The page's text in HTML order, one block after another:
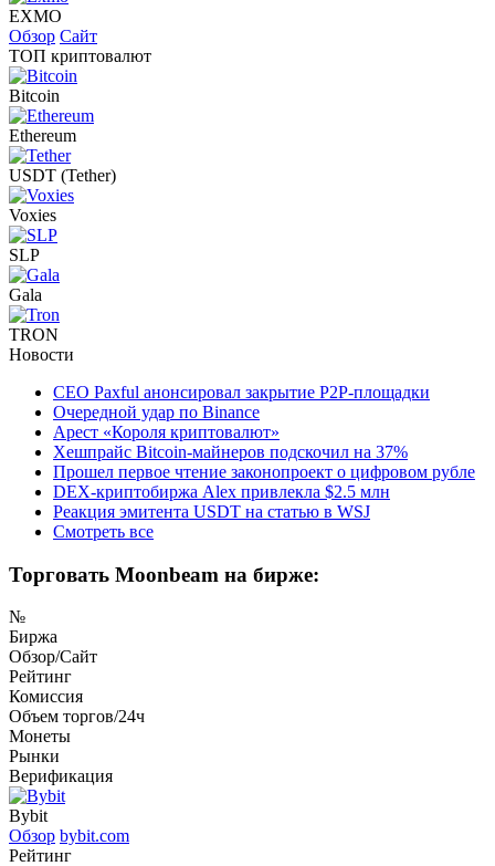
EXMO
Обзор Сайт
ТОП криптовалют
Bitcoin
Ethereum
USDT (Tether)
Voxies
SLP
Gala
TRON
Новости
CEO Paxful анонсировал закрытие P2P-площадки
Очередной удар по Binance
Арест «Короля криптовалют»
Хешпрайс Bitcoin-майнеров подскочил на 37%
Прошел первое чтение законопроект о цифровом рубле
DEX-криптобиржа Alex привлекла $2.5 млн
Реакция эмитента USDT на статью в WSJ
Смотреть все
Торговать Moonbeam на бирже:
№
Биржа
Обзор/Сайт
Рейтинг
Комиссия
Объем торгов/24ч
Монеты
Рынки
Верификация
Bybit
Обзор bybit.com
Рейтинг